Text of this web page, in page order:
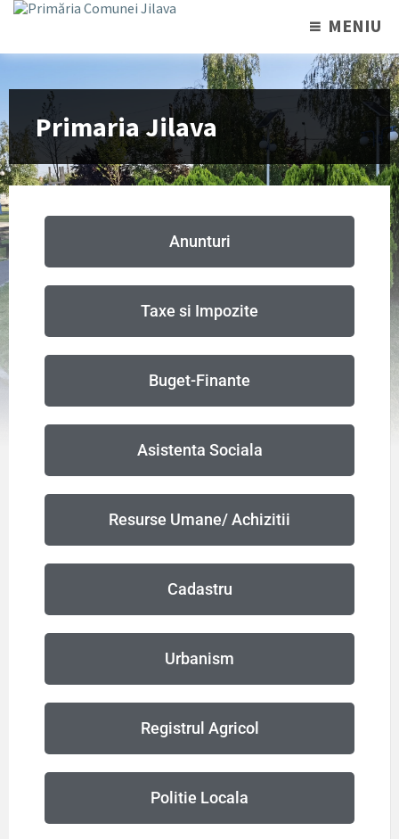
MENIU
Primaria Jilava
Anunturi
Taxe si Impozite
Buget-Finante
Asistenta Sociala
Resurse Umane/ Achizitii
Cadastru
Urbanism
Registrul Agricol
Politie Locala